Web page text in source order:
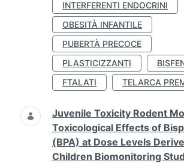
INTERFERENTI ENDOCRINI
OBESITÀ INFANTILE
PUBERTÀ PRECOCE
PLASTICIZZANTI
FTALATI
TELARCA
Juvenile Toxicity Rodent
Toxicological Effects of
(BPA) at Dose Levels
Children Biomonitoring